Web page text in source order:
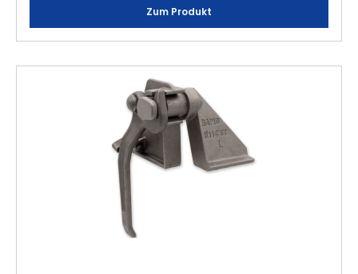
Zum Produkt